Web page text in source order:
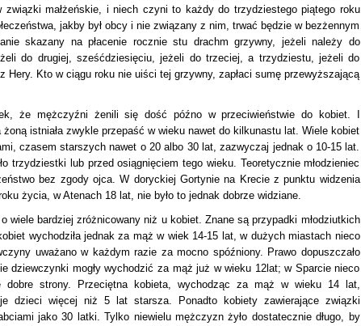
związki małżeńskie, i niech czyni to każdy do trzydziestego piątego roku
jakby był obcy i nie związany z nim, trwać będzie w bezżennym
skazany na płacenie rocznie stu drachm grzywny, jeżeli należy do
do drugiej, sześćdziesięciu, jeżeli do trzeciej, a trzydziestu, jeżeli do
Kto w ciągu roku nie uiści tej grzywny, zapłaci sumę przewyższającą
że mężczyźni żenili się dość późno w przeciwieństwie do kobiet. I
istniała zwykle przepaść w wieku nawet do kilkunastu lat. Wiele kobiet
czasem starszych nawet o 20 albo 30 lat, zazwyczaj jednak o 10-15 lat.
trzydziestki lub przed osiągnięciem tego wieku. Teoretycznie młodzieniec
bez zgody ojca. W doryckiej Gortynie na Krecie z punktu widzenia
życia, w Atenach 18 lat, nie było to jednak dobrze widziane.
wiele bardziej zróżnicowany niż u kobiet. Znane są przypadki młodziutkich
wychodziła jednak za mąż w wiek 14-15 lat, w dużych miastach nieco
uważano w każdym razie za mocno spóźniony. Prawo dopuszczało
dziewczynki mogły wychodzić za mąż już w wieku 12lat; w Sparcie nieco
dobre strony. Przeciętna kobieta, wychodząc za mąż w wieku 14 lat,
dzieci więcej niż 5 lat starsza. Ponadto kobiety zawierające związki
jako 30 latki. Tylko niewielu mężczyzn żyło dostatecznie długo, by